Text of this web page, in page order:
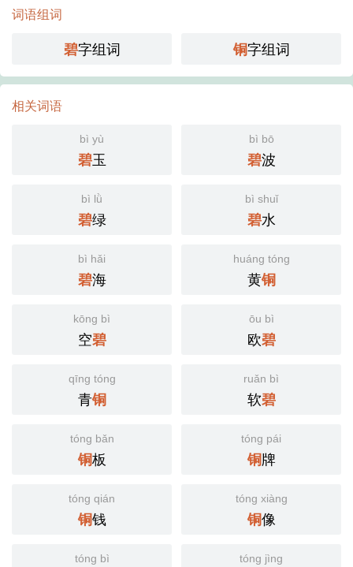
词语组词
碧字组词 铜字组词
相关词语
bì yù
碧玉
bì bō
碧波
bì lǜ
碧绿
bì shuǐ
碧水
bì hǎi
碧海
huáng tóng
黄铜
kōng bì
空碧
ōu bì
欧碧
qīng tóng
青铜
ruǎn bì
软碧
tóng bǎn
铜板
tóng pái
铜牌
tóng qián
铜钱
tóng xiàng
铜像
tóng bì tóng jìng